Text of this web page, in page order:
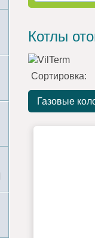
Котлы
Сортировка:
Газовые